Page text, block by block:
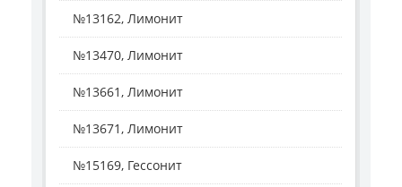
№13162, Лимонит
№13470, Лимонит
№13661, Лимонит
№13671, Лимонит
№15169, Гессонит